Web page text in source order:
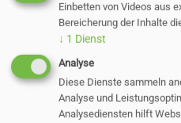
Wenn auch nach Ihrem
genannten Kontakt
Lösung gefunden
Einbetten von Videos aus
Bereicherung der Inhalte
↓ 1 Dienst
Analyse
Diese Dienste sammeln
Analyse und
Analysediensten hilft